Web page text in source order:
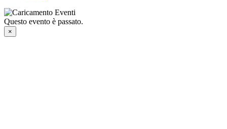
Questo evento è passato.
×